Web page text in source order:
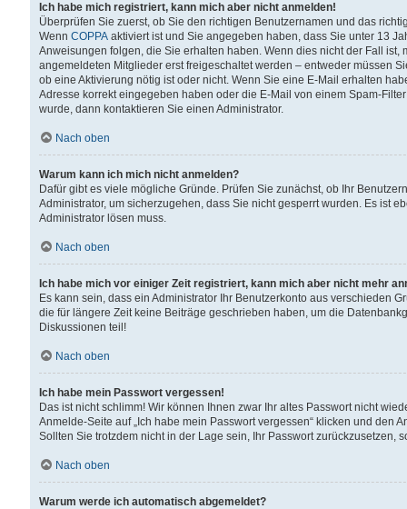
Ich habe mich registriert, kann mich aber nicht anmelden!
Überprüfen Sie zuerst, ob Sie den richtigen Benutzernamen und das
Wenn COPPA aktiviert ist und Sie angegeben haben, dass Sie unter 13
Anweisungen folgen, die Sie erhalten haben. Wenn dies nicht der Fall
angemeldeten Mitglieder erst freigeschaltet werden – entweder müssen
ob eine Aktivierung nötig ist oder nicht. Wenn Sie eine E-Mail erhalten
Adresse korrekt eingegeben haben oder die E-Mail von einem Spam-
wurde, dann kontaktieren Sie einen Administrator.
Nach oben
Warum kann ich mich nicht anmelden?
Dafür gibt es viele mögliche Gründe. Prüfen Sie zunächst, ob Ihr
Administrator, um sicherzugehen, dass Sie nicht gesperrt wurden. Es ist
Administrator lösen muss.
Nach oben
Ich habe mich vor einiger Zeit registriert, kann mich aber nicht mehr
Es kann sein, dass ein Administrator Ihr Benutzerkonto aus verschieden
die für längere Zeit keine Beiträge geschrieben haben, um die
Diskussionen teil!
Nach oben
Ich habe mein Passwort vergessen!
Das ist nicht schlimm! Wir können Ihnen zwar Ihr altes Passwort nicht
Anmelde-Seite auf „Ich habe mein Passwort vergessen“ klicken und
Sollten Sie trotzdem nicht in der Lage sein, Ihr Passwort zurückzusetzen,
Nach oben
Warum werde ich automatisch abgemeldet?